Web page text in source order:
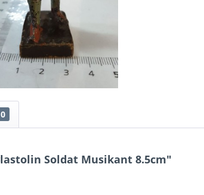
0
Soldat Musikant 8.5cm"